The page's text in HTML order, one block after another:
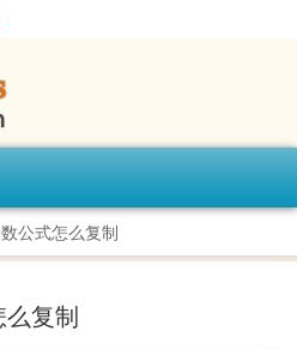
公式怎么复制
复制